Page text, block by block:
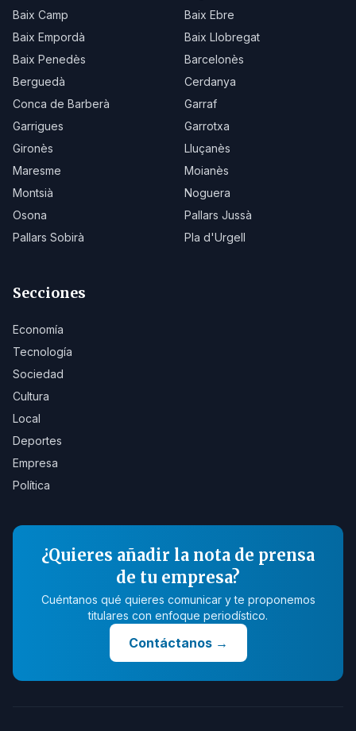
Baix Camp
Baix Ebre
Baix Empordà
Baix Llobregat
Baix Penedès
Barcelonès
Berguedà
Cerdanya
Conca de Barberà
Garraf
Garrigues
Garrotxa
Gironès
Lluçanès
Maresme
Moianès
Montsià
Noguera
Osona
Pallars Jussà
Pallars Sobirà
Pla d'Urgell
Secciones
Economía
Tecnología
Sociedad
Cultura
Local
Deportes
Empresa
Política
¿Quieres añadir la nota de prensa
de tu empresa?
Cuéntanos qué quieres comunicar y te proponemos
titulares con enfoque periodístico.
Contáctanos→